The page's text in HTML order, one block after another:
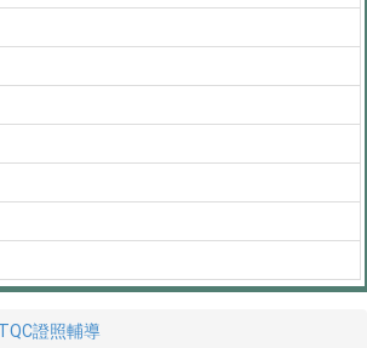
TQC證照輔導